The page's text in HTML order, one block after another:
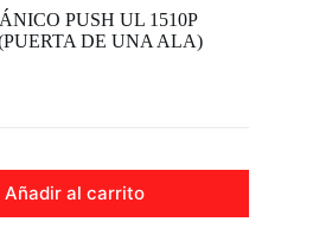
PUSH UL 1510P
DE UNA ALA)
Añadir al carrito